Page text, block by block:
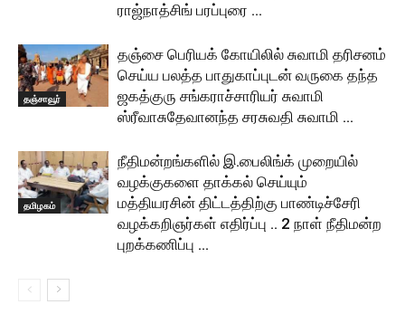
ராஜ்நாத்சிங் பரப்புரை …
தஞ்சாவூர்
தஞ்சை பெரியக் கோயிலில் சுவாமி தரிசனம்
செய்ய பலத்த பாதுகாப்புடன் வருகை தந்த
ஜகத்குரு சங்கராச்சாரியர் சுவாமி
ஸ்ரீவாசுதேவானந்த சரசுவதி சுவாமி …
தமிழகம்
நீதிமன்றங்களில் இ.பைலிங்க் முறையில்
வழக்குகளை தாக்கல் செய்யும்
மத்தியரசின் திட்டத்திற்கு பாண்டிச்சேரி
வழக்கறிஞர்கள் எதிர்ப்பு .. 2 நாள் நீதிமன்ற
புறக்கணிப்பு …